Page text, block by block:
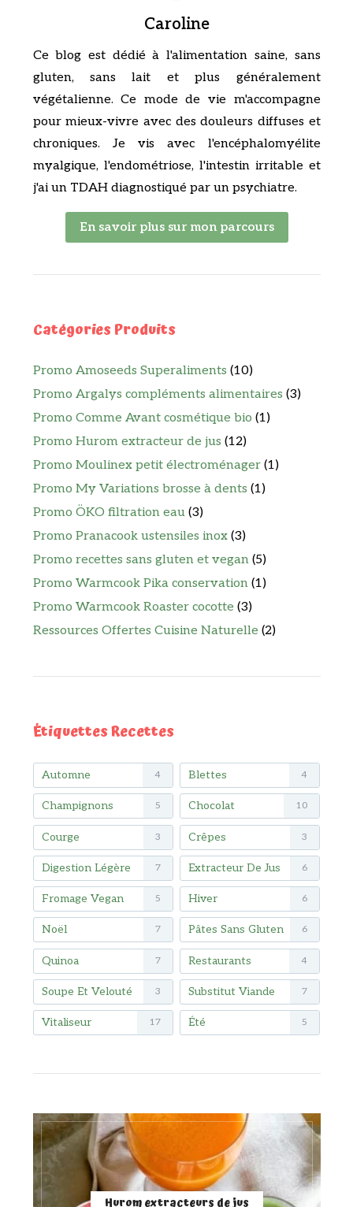
Caroline
Ce blog est dédié à l'alimentation saine, sans
gluten, sans lait et plus généralement
végétalienne. Ce mode de vie m'accompagne
pour mieux-vivre avec des douleurs diffuses et
chroniques. Je vis avec l'encéphalomyélite
myalgique, l'endométriose, l'intestin irritable et
j'ai un TDAH diagnostiqué par un psychiatre.
En savoir plus sur mon parcours
Catégories Produits
Promo Amoseeds Superaliments (10)
Promo Argalys compléments alimentaires (3)
Promo Comme Avant cosmétique bio (1)
Promo Hurom extracteur de jus (12)
Promo Moulinex petit électroménager (1)
Promo My Variations brosse à dents (1)
Promo ÖKO filtration eau (3)
Promo Pranacook ustensiles inox (3)
Promo recettes sans gluten et vegan (5)
Promo Warmcook Pika conservation (1)
Promo Warmcook Roaster cocotte (3)
Ressources Offertes Cuisine Naturelle (2)
Étiquettes Recettes
Automne 4 Blettes 4
Champignons 5 Chocolat 10
Courge 3 Crêpes 3
Digestion Légère 7 Extracteur De Jus 6
Fromage Vegan 5 Hiver 6
Noël 7 Pâtes Sans Gluten 6
Quinoa 7 Restaurants 4
Soupe Et Velouté 3 Substitut Viande 7
Vitaliseur 17 Été 5
Hurom extracteurs de jus